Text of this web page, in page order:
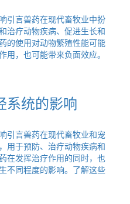
引言兽药在现代畜牧业中扮
治疗动物疾病、促进生长和
的使用对动物繁殖性能可能
用，也可能带来负面效应。
系统的影响
引言兽药在现代畜牧业和宠
用于预防、治疗动物疾病和
在发挥治疗作用的同时，也
不同程度的影响。了解这些